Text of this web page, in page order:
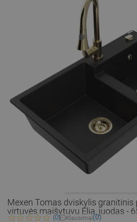
Mexen Tomas dviskylis granitinis
virtuvės maišytuvu Elia, juodas -
(0) Klausimai(0)